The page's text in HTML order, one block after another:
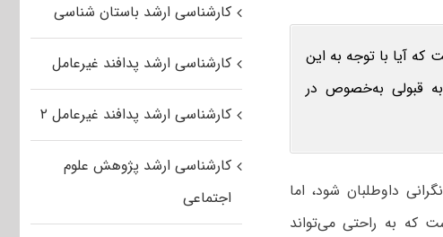
که آیا با توجه به این
قبولی به‌خصوص در
است باعث نگرانی داوطلبان شود، اما
توجه است که به راحتی می‌تواند
کارشناسی ارشد باستان شناسی
کارشناسی ارشد پدافند غیرعامل
کارشناسی ارشد پدافند غیرعامل ۲
کارشناسی ارشد پژوهش علوم
اجتماعی